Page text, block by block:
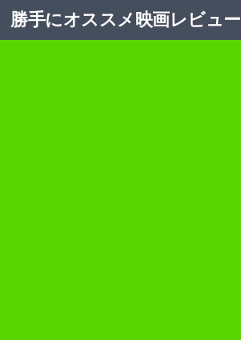
コンテンツへスキップ
勝手にオススメ映画レビュー